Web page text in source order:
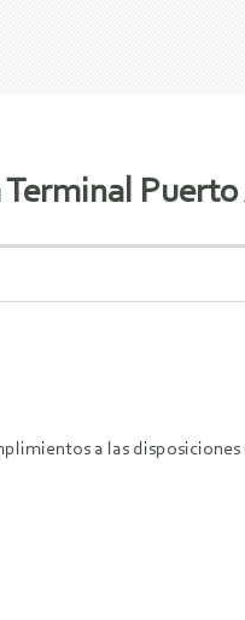
Puerto
a las disposiciones